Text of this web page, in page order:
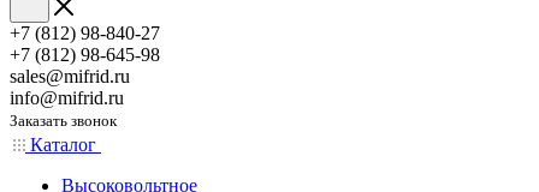
+7 (812) 98-840-27
+7 (812) 98-645-98
sales@mifrid.ru
info@mifrid.ru
Заказать звонок
Каталог
Высоковольтное